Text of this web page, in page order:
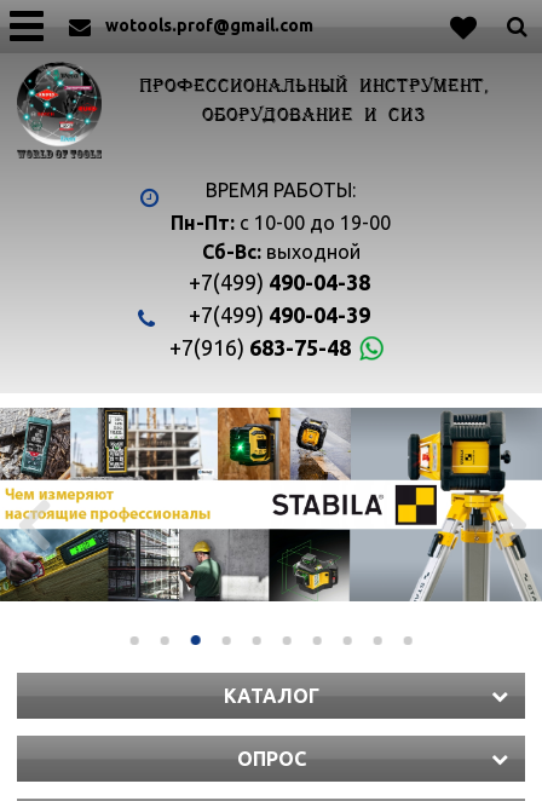
wotools.prof@gmail.com
ПРОФЕССИОНАЛЬНЫЙ ИНСТРУМЕНТ,
ОБОРУДОВАНИЕ И СИЗ
ВРЕМЯ РАБОТЫ:
Пн-Пт: с 10-00 до 19-00
Сб-Вс:выходной
+7(499) 490-04-38
+7(499) 490-04-39
+7(916) 683-75-48
 
КАТАЛОГ
ОПРОС